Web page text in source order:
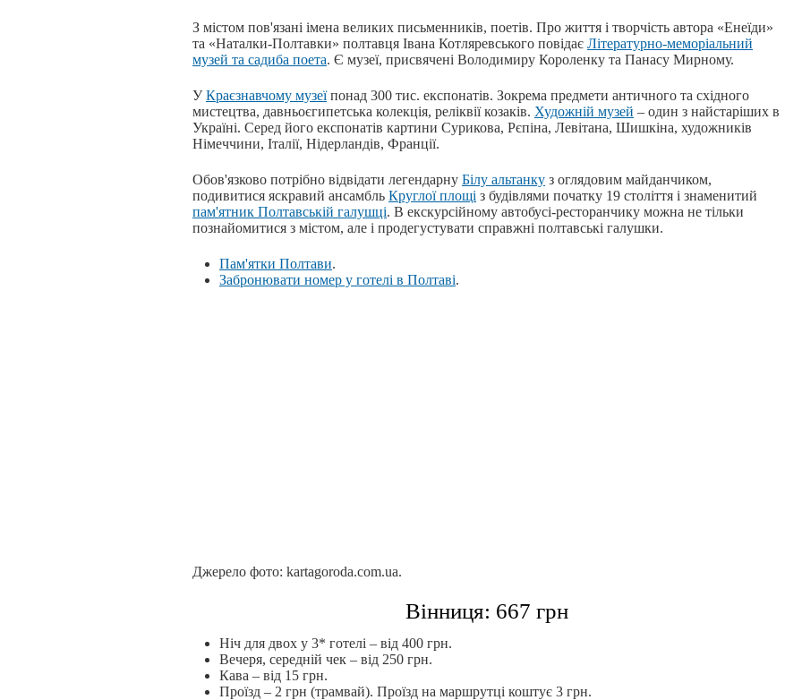
З містом пов'язані імена великих письменників, поетів. Про життя і творчість автора «Енеїди»
та «Наталки-Полтавки» полтавця Івана Котляревського повідає Літературно-меморіальний
музей та садиба поета. Є музеї, присвячені Володимиру Короленку та Панасу Мирному.
УКраєзнавчому музеїпонад 300 тис. експонатів. Зокрема предмети античного та східного
мистецтва, давньоєгипетська колекція, реліквії козаків. Художній музей – один з найстаріших в
Україні. Серед його експонатів картини Сурикова, Рєпіна, Левітана, Шишкіна, художників
Німеччини, Італії, Нідерландів, Франції.
Обов'язково потрібно відвідати легендарну Білу альтанку з оглядовим майданчиком,
подивитися яскравий ансамбль Круглої площі з будівлями початку 19 століття і знаменитий
пам'ятник Полтавській галушці. В екскурсійному автобусі-ресторанчику можна не тільки
познайомитися з містом, але і продегустувати справжні полтавські галушки.
Пам'ятки Полтави.
Забронювати номер у готелі в Полтаві.
Джерело фото: kartagoroda.com.ua.
Вінниця: 667 грн
Ніч для двох у 3* готелі – від 400 грн.
Вечеря, середній чек – від 250 грн.
Кава – від 15 грн.
Проїзд – 2 грн (трамвай). Проїзд на маршрутці коштує 3 грн.